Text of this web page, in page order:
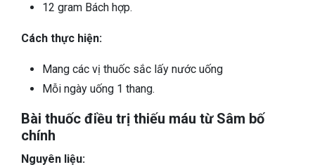
12 gram Bách hợp.
Cách thực hiện:
Mang các vị thuốc sắc lấy nước uống
Mỗi ngày uống 1 thang.
Bài thuốc điều trị thiếu máu từ Sâm bố
chính
Nguyên liệu: